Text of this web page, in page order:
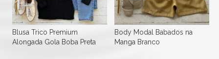
Blusa Trico Premium
Alongada Gola Boba Preta
Body Modal Babados na
Manga Branco